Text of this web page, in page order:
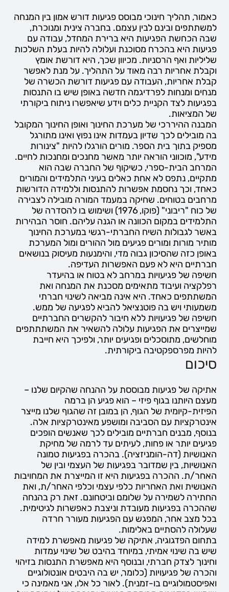
כאמור, תהליך חינוכי מבוסס פגיעות דורש אמון בין המנחה
למשתתפים ובינם לבין עצמם. בחברה צינית ומנוכרת,
שבה הכחשת הפגיעות היא ברירת המחדל, עבודה עם
פגיעות היא בהכרח מסוכנת ועלולה להיות בעלת השלכות
שליליות ואף הרסניות. מכיוון שכך, היא דורשת אומץ
וקבלת אחריות רבה מאוד על התהליך. על מנת לאפשר
קבלת אחריות, העבודה עם פגיעות דורשת הכשרה של
מנחים ומנחות לפרדיגמה חדשה באופן שיש בו התנסות
בפגיעות לצד הקניית כלים וידע שיאפשרו ניתוח ביקורתי
של המציאות.
המבנה ההיררכי של מערכת החינוך ואופן החינוך המקובל
בה מובילים לכך שדיון בעמדות אינו נפוץ ואינו מתורגל
מספיק בתוך בית הספר. מורים הורגלו להיות "צינורות
מידע", מוכווני הוראה יותר מאשר מחנכים ומחנכות לחיים.
המרחב הבית-ספרי, כשיקוף של החברה שבה הוא
מתקיים, נתפס לא אחת כאלים בעיני התלמידים והמורים
כאחד, וכך נחסמת אפשרות להתנסות וללמידה הדורשות
מרחבים בטוחים. שחיקה במעמד המורה מובילה לצבירה
של כוח "ריבוני" (פוקו, 1976) ושימוש בו להסדרה של
התלמידים במקום הכוונה או הגנה עליהם. חוסר הבהירות
באשר לגבולות השיח החברתי-רגשי במערכת החינוך
מותיר מורות ומורים פגיעים מול ההורים ומול המערכת
באופן כזה שהסיכון גבוה מדי, והימנעות מעיסוק בנושאים
חברתיים היא לא פעם האפשרות העדיפה.
חשיפה של פגיעויות במרחב לא בטוח או בהיעדר
רפלקציה ועיבוד מתאימים מסכנת את המנחה ואת
המשתתפים כאחד. היא אינה מביאה לשינוי חברתי
משמעותי ויש בה פוטנציאל להביא לפגיעה של ממש.
חשיפה של פגיעויות ללא חיבור להקשרים החברתיים
שמייצרים את הפגיעות עלולה להשאיר את המשתתתפים
מוחלשים, מתוסכלים ופגיעים יותר, ולפיכך היא חייבת
להיות מפרספקטיבה ביקורתית.
סיכום
אתיקה של פגיעות מבוססת על ההנחה שהקיום שלנו –
מעצם היותנו בגוף פיזי – הוא פגיע הן ברמה
הפיזית-קיומית של הגוף, הן במובן זה שהגוף שלנו מייצר
אינטרקציות עם הסביבה ומושפע מאינטרקציות אלה.
בנוסף, מבנים חברתיים מובילים לכך שאנשים הופכים
פגיעים יותר או פחות, לעיתים עד לרמה של מחיקת
האנושיות (דה-הומניזציה). בהכרה בפגיעות טמונה
האנושיות, בין שמדובר בפגיעות של העצמי ובין של
האחר/ת. ההכרה בפגיעות היא זו המייצרת את המחויבות
האנושית ואת האחריות כלפי עצמי וכלפי האחר/ת, ואת
החתירה לשמירה על שלומם וביטחונם. זאת רק בהנחה
שההכרה בפגיעות מעובדת וניצבת כאפשרות לגיטימית.
בכל מצב אחר, המפגש עם הפגיעות מעורר חרדה
שעלולה להסתיים באלימות.
בתחום הפדגוגיה, אתיקה של פגיעות מאפשרת למידה
שיש בה שינוי אמיתי, במיוחד בהיבט של שינוי עמדות
וחינוך לצדק חברתי, ובנוסף היא מאפשרת התנסות בזיהוי
והכרה של פגיעויות (כלומר, יש בה היבטים אונטולוגיים
ואפיסטמולוגיים בו-זמנית). לאור כל אלו, אני מאמינה כי